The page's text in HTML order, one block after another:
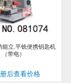
能立.平铣便携钥匙机
（带电）
后查看价格